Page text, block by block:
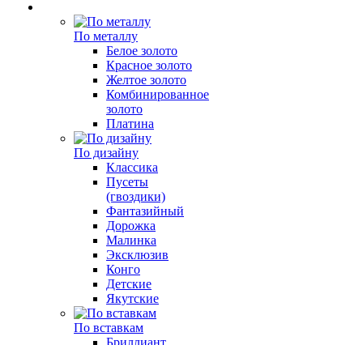
По металлу
Белое золото
Красное золото
Желтое золото
Комбинированное
золото
Платина
По дизайну
Классика
Пусеты
(гвоздики)
Фантазийный
Дорожка
Малинка
Эксклюзив
Конго
Детские
Якутские
По вставкам
Бриллиант